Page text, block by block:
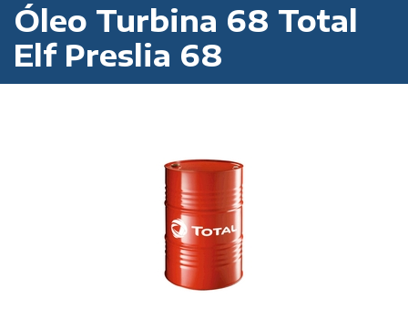
Óleo Turbina 68 Total
Elf Preslia 68